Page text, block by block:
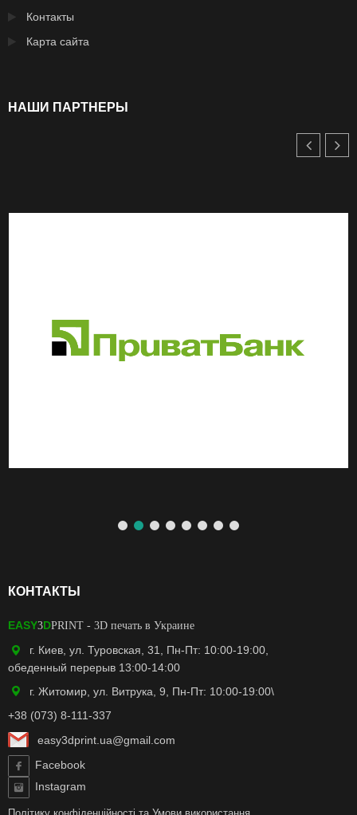
Контакты
Карта сайта
НАШИ ПАРТНЕРЫ
КОНТАКТЫ
EASY3DPRINT - 3D печать в Украине
г. Киев, ул. Туровская, 31, Пн-Пт: 10:00-19:00,
обеденный перерыв 13:00-14:00
г. Житомир, ул. Витрука, 9, Пн-Пт: 10:00-19:00\
+38 (073) 8-111-337
easy3dprint.ua@gmail.com
Facebook
Instagram